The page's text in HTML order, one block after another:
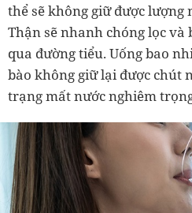
thể sẽ không giữ được lượng
Thận sẽ nhanh chóng lọc
qua đường tiểu. Uống bao
bào không giữ lại được chút
trạng mất nước nghiêm